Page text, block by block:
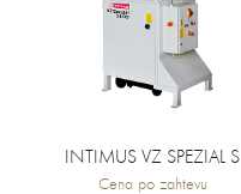
INTIMUS VZ SPEZIAL S
Cena po zahtevu